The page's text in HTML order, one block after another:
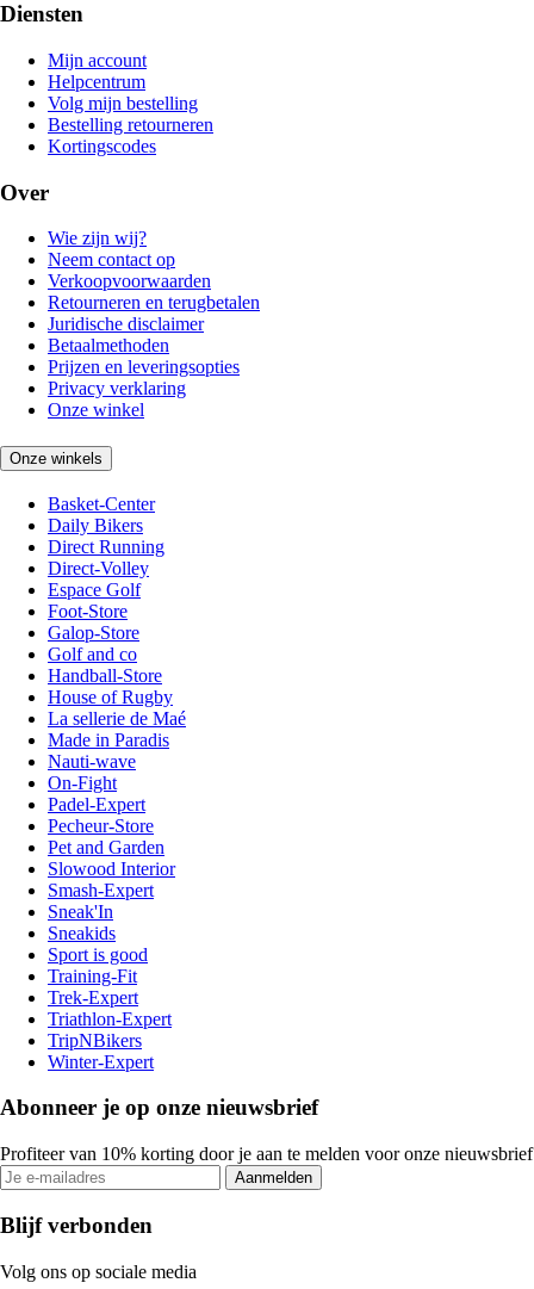
Diensten
Mijn account
Helpcentrum
Volg mijn bestelling
Bestelling retourneren
Kortingscodes
Over
Wie zijn wij?
Neem contact op
Verkoopvoorwaarden
Retourneren en terugbetalen
Juridische disclaimer
Betaalmethoden
Prijzen en leveringsopties
Privacy verklaring
Onze winkel
Onze winkels
Basket-Center
Daily Bikers
Direct Running
Direct-Volley
Espace Golf
Foot-Store
Galop-Store
Golf and co
Handball-Store
House of Rugby
La sellerie de Maé
Made in Paradis
Nauti-wave
On-Fight
Padel-Expert
Pecheur-Store
Pet and Garden
Slowood Interior
Smash-Expert
Sneak'In
Sneakids
Sport is good
Training-Fit
Trek-Expert
Triathlon-Expert
TripNBikers
Winter-Expert
Abonneer je op onze nieuwsbrief
Profiteer van 10% korting door je aan te melden voor onze nieuwsbrief
Aanmelden
Blijf verbonden
Volg ons op sociale media